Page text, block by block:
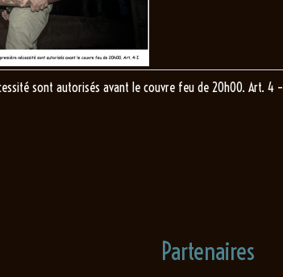
sont autorisés avant le couvre feu de 20h00. Art. 4 – I
Partenaires